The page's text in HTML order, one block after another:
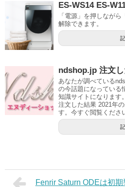
ES-WS14 ES-
「電源」を押しなが
解除できます。
ndshop.jp 注文
あなたが調べている
の今話題になっている
知識サイトになります
注文した結果 2021年
す。今すぐ閲覧くださ
Fenrir Saturn ODEは初